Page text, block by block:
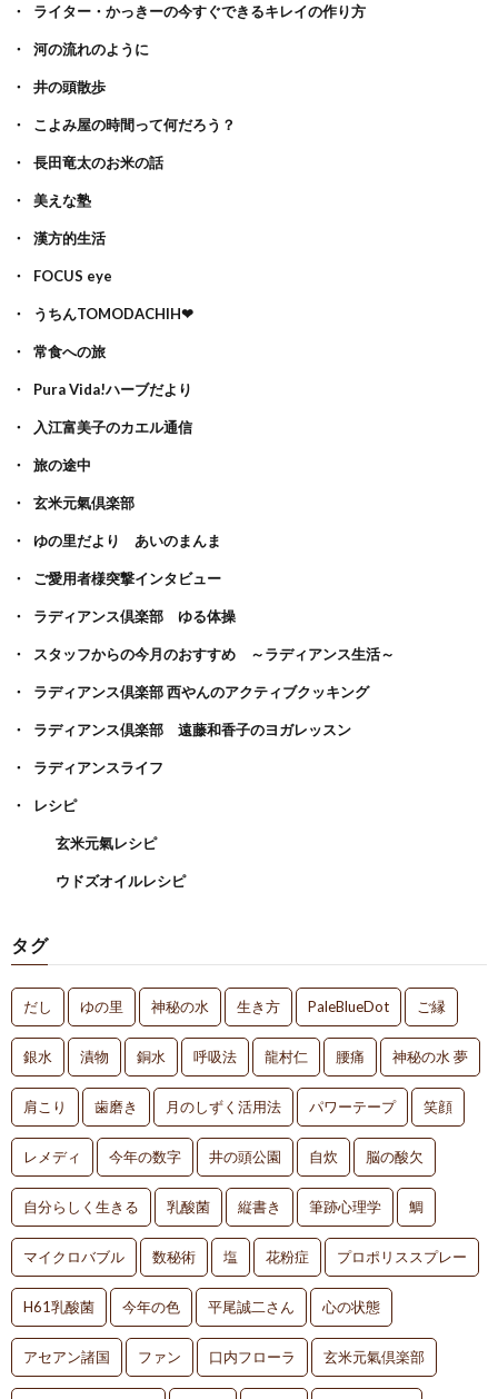
ライター・かっきーの今すぐできるキレイの作り方
河の流れのように
井の頭散歩
こよみ屋の時間って何だろう？
長田竜太のお米の話
美えな塾
漢方的生活
FOCUS eye
うちんTOMODACHIH❤
常食への旅
Pura Vida!ハーブだより
入江富美子のカエル通信
旅の途中
玄米元氣倶楽部
ゆの里だより あいのまんま
ご愛用者様突撃インタビュー
ラディアンス倶楽部 ゆる体操
スタッフからの今月のおすすめ ～ラディアンス生活～
ラディアンス倶楽部 西やんのアクティブクッキング
ラディアンス倶楽部 遠藤和香子のヨガレッスン
ラディアンスライフ
レシピ
玄米元氣レシピ
ウドズオイルレシピ
タグ
だし ゆの里 神秘の水 生き方 PaleBlueDot ご縁
銀水 漬物 銅水 呼吸法 龍村仁 腰痛 神秘の水 夢
肩こり 歯磨き 月のしずく活用法 パワーテープ 笑顔
レメディ 今年の数字 井の頭公園 自炊 脳の酸欠
自分らしく生きる 乳酸菌 縦書き 筆跡心理学 鯛
マイクロバブル 数秘術 塩 花粉症 プロポリススプレー
H61乳酸菌 今年の色 平尾誠二さん 心の状態
アセアン諸国 ファン 口内フローラ 玄米元氣倶楽部